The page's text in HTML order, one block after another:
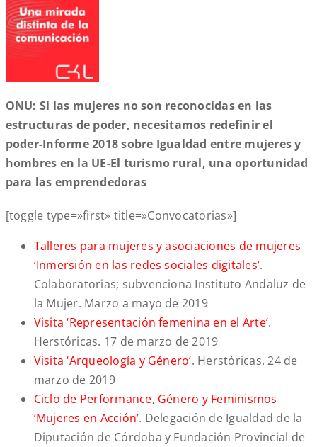
ONU: Si las mujeres no son reconocidas en las
estructuras de poder, necesitamos redefinir el
poder-Informe 2018 sobre Igualdad entre mujeres y
hombres en la UE-El turismo rural, una oportunidad
para las emprendedoras
[toggle type=»first» title=»Convocatorias»]
Talleres para mujeres y asociaciones de mujeres
‘Inmersión en las redes sociales digitales’.
Colaboratorias; subvenciona Instituto Andaluz de
la Mujer. Marzo a mayo de 2019
Visita ‘Representación femenina en el Arte’.
Herstóricas. 17 de marzo de 2019
Visita ‘Arqueología y Género’. Herstóricas. 24 de
marzo de 2019
Ciclo de Performance, Género y Feminismos
‘Mujeres en Acción’. Delegación de Igualdad de la
Diputación de Córdoba y Fundación Provincial de